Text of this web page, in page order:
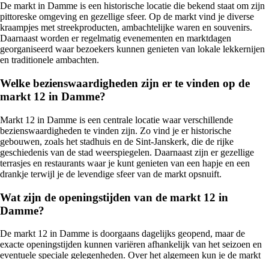
De markt in Damme is een historische locatie die bekend staat om zijn
pittoreske omgeving en gezellige sfeer. Op de markt vind je diverse
kraampjes met streekproducten, ambachtelijke waren en souvenirs.
Daarnaast worden er regelmatig evenementen en marktdagen
georganiseerd waar bezoekers kunnen genieten van lokale lekkernijen
en traditionele ambachten.
Welke bezienswaardigheden zijn er te vinden op de
markt 12 in Damme?
Markt 12 in Damme is een centrale locatie waar verschillende
bezienswaardigheden te vinden zijn. Zo vind je er historische
gebouwen, zoals het stadhuis en de Sint-Janskerk, die de rijke
geschiedenis van de stad weerspiegelen. Daarnaast zijn er gezellige
terrasjes en restaurants waar je kunt genieten van een hapje en een
drankje terwijl je de levendige sfeer van de markt opsnuift.
Wat zijn de openingstijden van de markt 12 in
Damme?
De markt 12 in Damme is doorgaans dagelijks geopend, maar de
exacte openingstijden kunnen variëren afhankelijk van het seizoen en
eventuele speciale gelegenheden. Over het algemeen kun je de markt